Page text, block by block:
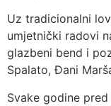
Uz tradicionalni
umjetnički radovi
glazbeni bend i
Spalato, Đani
Svake godine